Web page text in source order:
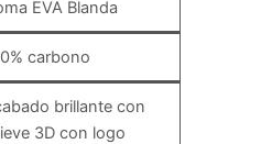
EVA Blanda
carbono
brillante con
3D con logo